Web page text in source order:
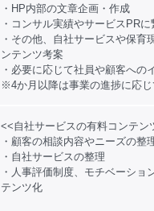
・HP内部の文章企画・作成
・コンサル実績やサービスPR
・その他、自社サービスや保育
ンテンツ考案
・必要に応じて社員や顧客への
※4か月以降は事業の進捗に応じ
<<自社サービスの有料コンテン
・顧客の相談内容やニーズの整
・自社サービスの整理
・人事評価制度、モチベーシ
テンツ化